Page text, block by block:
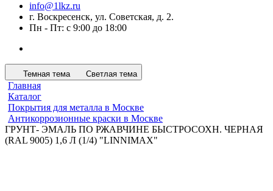
info@1lkz.ru
г. Воскресенск, ул. Советская, д. 2.
Пн - Пт: с 9:00 до 18:00
Темная тема Светлая тема
Главная
Каталог
Покрытия для металла в Москве
Антикоррозионные краски в Москве
ГРУНТ- ЭМАЛЬ ПО РЖАВЧИНЕ БЫСТРОСОХН. ЧЕРНАЯ
(RAL 9005) 1,6 Л (1/4) "LINNIMAX"